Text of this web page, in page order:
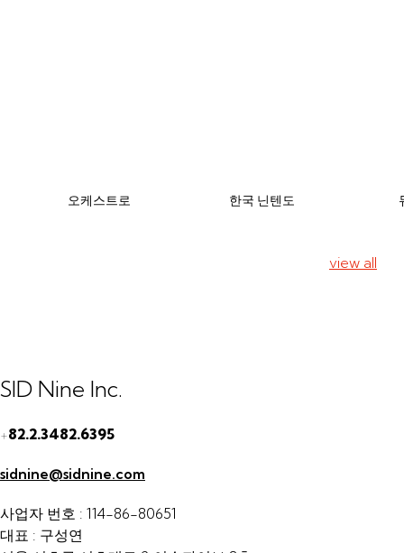
view all
오케스트로 한국 닌텐도
SID Nine Inc.
+82.2.3482.6395
sidnine@sidnine.com
사업자 번호 : 114-86-80651
대표 : 구성연